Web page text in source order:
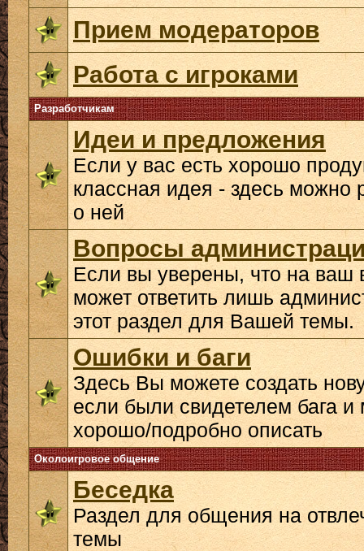
Прием модераторов
Работа с игроками
Разработчикам
Идеи и предложения
Если у вас есть хорошо
классная идея - здесь можно
о ней
Вопросы
Если вы уверены, что на ваш
может ответить лишь
этот раздел для Вашей темы.
Ошибки и баги
Здесь Вы можете создать
если были свидетелем бага и
хорошо/подробно описать
Околоигровое общение
Беседка
Раздел для общения на
темы